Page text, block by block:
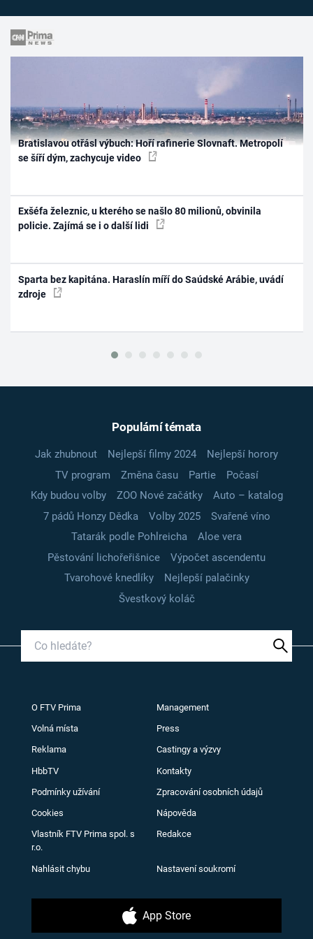
Bratislavou otřásl výbuch: Hoří rafinerie Slovnaft. Metropolí
se šíří dým, zachycuje video
Exšéfa železnic, u kterého se našlo 80 milionů, obvinila
policie. Zajímá se i o další lidi
Sparta bez kapitána. Haraslín míří do Saúdské Arábie, uvádí
zdroje
Populární témata
Jak zhubnout Nejlepší filmy 2024
Nejlepší horory
TV program
Změna času Partie
Počasí
Kdy budou volby
ZOO Nové začátky
Auto – katalog
7 pádů Honzy Dědka
Volby 2025
Svařené víno
Tatarák podle Pohlreicha
Aloe vera
Pěstování lichořeřišnice
Výpočet ascendentu
Tvarohové knedlíky
Nejlepší palačinky
Švestkový koláč
O FTV Prima Management
Volná místa Press
Reklama Castingy a výzvy
HbbTV Kontakty
Podmínky užívání Zpracování osobních údajů
Cookies Nápověda
Vlastník FTV Prima spol. s
r.o.
Redakce
Nahlásit chybu Nastavení soukromí
App Store